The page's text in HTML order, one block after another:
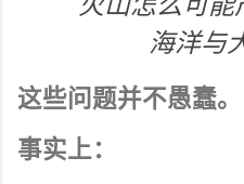
海洋与
这些问题并不愚蠢。
事实上：